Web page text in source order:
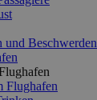
und Beschwerden
Flughafen